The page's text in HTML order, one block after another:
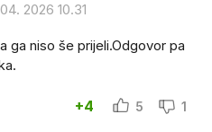
2026 10.31
ga niso še prijeli.Odgovor pa
+4 5 1